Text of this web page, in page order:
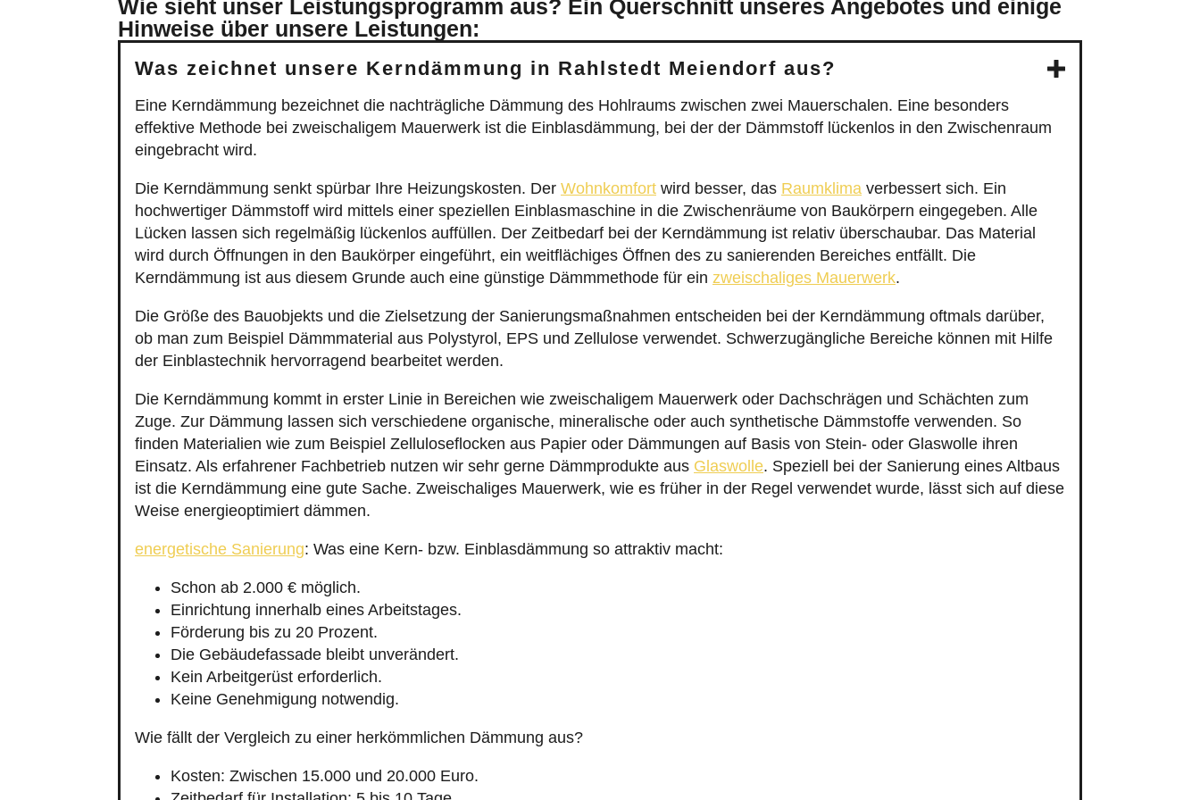
Wie sieht unser Leistungsprogramm aus? Ein Querschnitt unseres Angebotes und einige
Hinweise über unsere Leistungen:
Was zeichnet unsere Kerndämmung in Rahlstedt Meiendorf aus?
Eine Kerndämmung bezeichnet die nachträgliche Dämmung des Hohlraums zwischen zwei Mauerschalen. Eine besonders
effektive Methode bei zweischaligem Mauerwerk ist die Einblasdämmung, bei der der Dämmstoff lückenlos in den Zwischenraum
eingebracht wird.
Die Kerndämmung senkt spürbar Ihre Heizungskosten. Der Wohnkomfort wird besser, das Raumklima verbessert sich. Ein
hochwertiger Dämmstoff wird mittels einer speziellen Einblasmaschine in die Zwischenräume von Baukörpern eingegeben. Alle
Lücken lassen sich regelmäßig lückenlos auffüllen. Der Zeitbedarf bei der Kerndämmung ist relativ überschaubar. Das Material
wird durch Öffnungen in den Baukörper eingeführt, ein weitflächiges Öffnen des zu sanierenden Bereiches entfällt. Die
Kerndämmung ist aus diesem Grunde auch eine günstige Dämmmethode für ein zweischaliges Mauerwerk.
Die Größe des Bauobjekts und die Zielsetzung der Sanierungsmaßnahmen entscheiden bei der Kerndämmung oftmals darüber,
ob man zum Beispiel Dämmmaterial aus Polystyrol, EPS und Zellulose verwendet. Schwerzugängliche Bereiche können mit Hilfe
der Einblastechnik hervorragend bearbeitet werden.
Die Kerndämmung kommt in erster Linie in Bereichen wie zweischaligem Mauerwerk oder Dachschrägen und Schächten zum
Zuge. Zur Dämmung lassen sich verschiedene organische, mineralische oder auch synthetische Dämmstoffe verwenden. So
finden Materialien wie zum Beispiel Zelluloseflocken aus Papier oder Dämmungen auf Basis von Stein- oder Glaswolle ihren
Einsatz. Als erfahrener Fachbetrieb nutzen wir sehr gerne Dämmprodukte aus Glaswolle. Speziell bei der Sanierung eines Altbaus
ist die Kerndämmung eine gute Sache. Zweischaliges Mauerwerk, wie es früher in der Regel verwendet wurde, lässt sich auf diese
Weise energieoptimiert dämmen.
energetische Sanierung: Was eine Kern- bzw. Einblasdämmung so attraktiv macht:
Schon ab 2.000 € möglich.
Einrichtung innerhalb eines Arbeitstages.
Förderung bis zu 20 Prozent.
Die Gebäudefassade bleibt unverändert.
Kein Arbeitgerüst erforderlich.
Keine Genehmigung notwendig.
Wie fällt der Vergleich zu einer herkömmlichen Dämmung aus?
Kosten: Zwischen 15.000 und 20.000 Euro.